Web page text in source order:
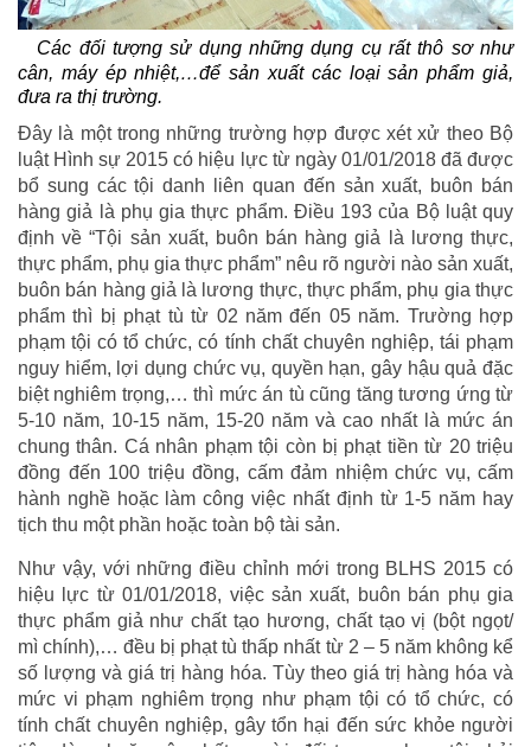
Các đối tượng sử dụng những dụng cụ rất thô sơ như
cân, máy ép nhiệt,…để sản xuất các loại sản phẩm giả,
đưa ra thị trường.
Đây là một trong những trường hợp được xét xử theo Bộ
luật Hình sự 2015 có hiệu lực từ ngày 01/01/2018 đã được
bổ sung các tội danh liên quan đến sản xuất, buôn bán
hàng giả là phụ gia thực phẩm. Điều 193 của Bộ luật quy
định về “Tội sản xuất, buôn bán hàng giả là lương thực,
thực phẩm, phụ gia thực phẩm” nêu rõ người nào sản xuất,
buôn bán hàng giả là lương thực, thực phẩm, phụ gia thực
phẩm thì bị phạt tù từ 02 năm đến 05 năm. Trường hợp
phạm tội có tổ chức, có tính chất chuyên nghiệp, tái phạm
nguy hiểm, lợi dụng chức vụ, quyền hạn, gây hậu quả đặc
biệt nghiêm trọng,… thì mức án tù cũng tăng tương ứng từ
5-10 năm, 10-15 năm, 15-20 năm và cao nhất là mức án
chung thân. Cá nhân phạm tội còn bị phạt tiền từ 20 triệu
đồng đến 100 triệu đồng, cấm đảm nhiệm chức vụ, cấm
hành nghề hoặc làm công việc nhất định từ 1-5 năm hay
tịch thu một phần hoặc toàn bộ tài sản.
Như vậy, với những điều chỉnh mới trong BLHS 2015 có
hiệu lực từ 01/01/2018, việc sản xuất, buôn bán phụ gia
thực phẩm giả như chất tạo hương, chất tạo vị (bột ngọt/
mì chính),… đều bị phạt tù thấp nhất từ 2 – 5 năm không kể
số lượng và giá trị hàng hóa. Tùy theo giá trị hàng hóa và
mức vi phạm nghiêm trọng như phạm tội có tổ chức, có
tính chất chuyên nghiệp, gây tổn hại đến sức khỏe người